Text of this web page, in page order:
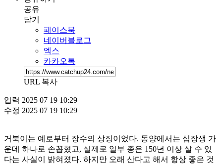
공유
닫기
페이스북
네이버블로그
엑스
카카오톡
URL 복사
입력 2025 07 19 10:29
수정 2025 07 19 10:29
거북이는 예로부터 장수의 상징이었다. 동양에서는 십장생 가
운데 하나로 손꼽혔고, 실제로 일부 종은 150년 이상 살 수 있
다는 사실이 밝혀졌다. 하지만 오래 산다고 해서 항상 좋은 것